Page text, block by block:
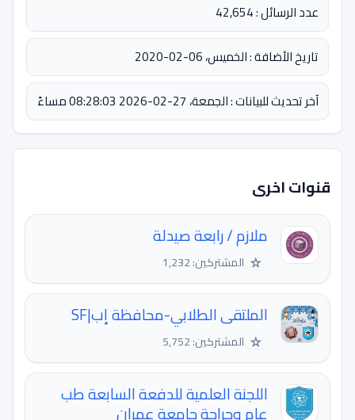
عدد الرسائل : 42,654
تاريخ الأضافة : الخميس، 06-02-2020
آخر تحديث للبيانات : الجمعة، 27-02-2026 08:28:03 مساءً
قنوات اخرى
ملازم / رابعة صيدلة
☆ المشتركين: 1,232
الملتقى الطلابي-محافظة إب|SF
☆ المشتركين: 5,752
اللجنة العلمية للدفعة السابعة طب
عام وجراحة جامعة عمران